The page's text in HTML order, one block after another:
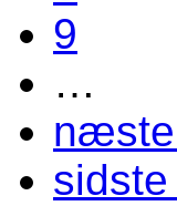
9
…
næste
sidste